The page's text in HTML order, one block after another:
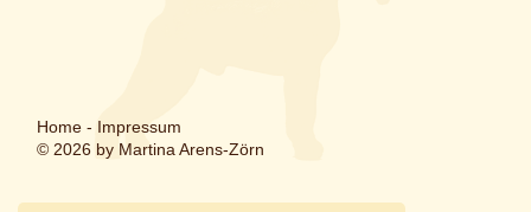
Home- Impressum
© 2026 by Martina Arens-Zörn